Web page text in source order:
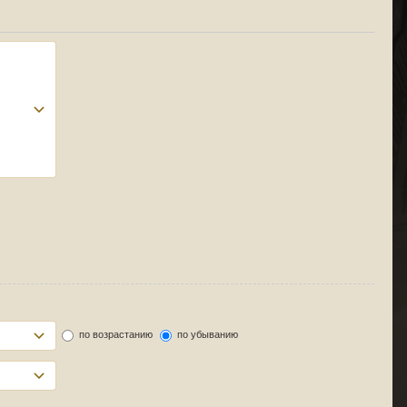
по возрастанию по убыванию